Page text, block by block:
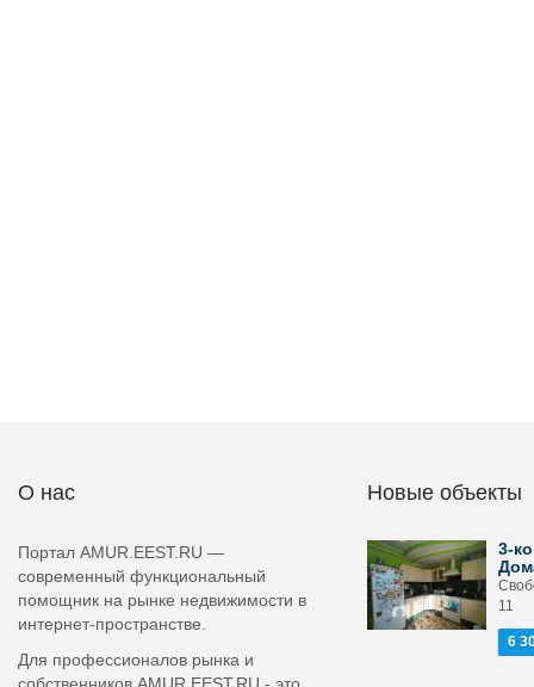
О нас
Портал AMUR.EEST.RU —
современный функциональный
помощник на рынке недвижимости в
интернет-пространстве.
Для профессионалов рынка и
Новые объекты
3-
11
6